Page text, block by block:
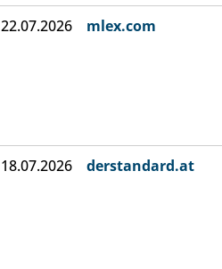
22.07.2026 mlex.com
18.07.2026 derstandard.at